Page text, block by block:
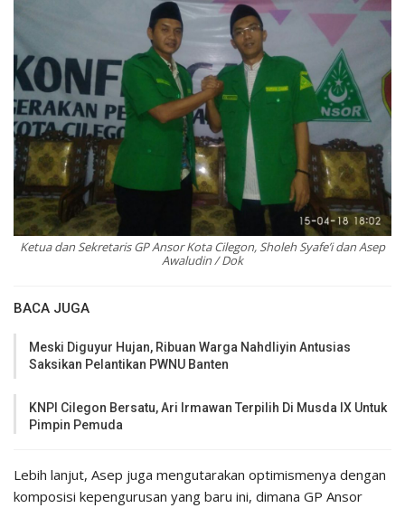
Ketua dan Sekretaris GP Ansor Kota Cilegon, Sholeh Syafe’i dan Asep
Awaludin / Dok
BACA JUGA
Meski Diguyur Hujan, Ribuan Warga Nahdliyin Antusias
Saksikan Pelantikan PWNU Banten
KNPI Cilegon Bersatu, Ari Irmawan Terpilih Di Musda IX Untuk
Pimpin Pemuda
Lebih lanjut, Asep juga mengutarakan optimismenya dengan
komposisi kepengurusan yang baru ini, dimana GP Ansor